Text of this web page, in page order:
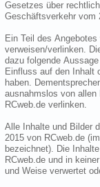
Gesetzes über
Geschäftsverkehr vom
Ein Teil des
verweisen/verlinken.
dazu folgende
Einfluss auf den Inhalt
haben.
ausnahmslos von allen
RCweb.de verlinken.
Alle Inhalte und Bilder
2015 von RCweb.de
bezeichnet). Die
RCweb.de und in
und Weise verwertet